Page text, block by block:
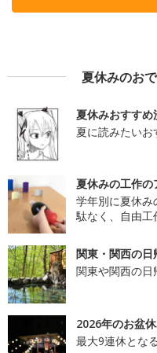
夏休みのお
夏休みおすすめ
夏に読みたいお
夏休みの工作の
学年別に夏休
駄なく、自由工
関東・関西の日
関東や関西の日
2026年のお盆
最大9連休とな